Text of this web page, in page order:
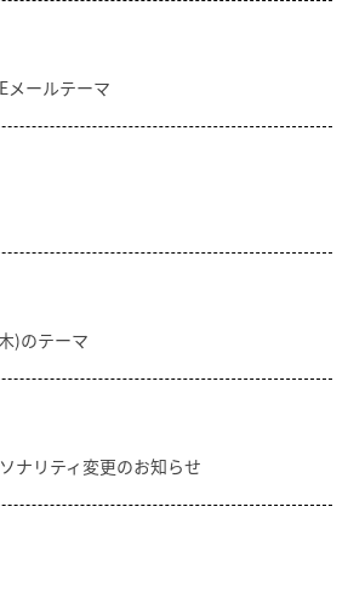
メールテーマ
)のテーマ
ナリティ変更のお知らせ